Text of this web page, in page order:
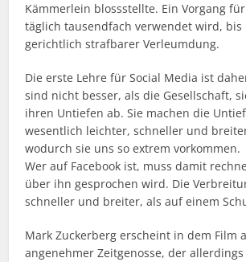
Kämmerlein blossstellte. Ein Vorgang
täglich tausendfach verwendet wird, bis
gerichtlich strafbarer Verleumdung.
Die erste Lehre für Social Media ist
sind nicht besser, als die Gesellschaft,
ihren Untiefen ab. Sie machen die
wesentlich leichter, schneller und
wodurch sie uns so extrem vorkommen.
Wer auf Facebook ist, muss damit
über ihn gesprochen wird. Die
schneller und breiter, als auf einem
Mark Zuckerberg erscheint in dem Film
angenehmer Zeitgenosse, der allerdings